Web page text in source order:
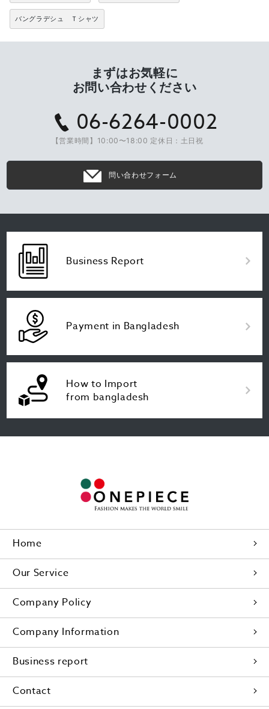
バングラデシュ Ｔシャツ
まずはお気軽に
お問い合わせください
06-6264-0002
【営業時間】10:00〜18:00 定休日：土日祝
問い合わせフォーム
Business Report
Payment in Bangladesh
How to Import
from bangladesh
Home
Our Service
Company Policy
Company Information
Business report
Contact